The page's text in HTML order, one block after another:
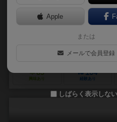
作品説明文の
ウルリック・マース（Ulric
パスカル・キノート（Pascal
レベル（Rebel）
スペース
89
興味あり
104
経験あり
Apple
または
メールで会員登録
しばらく表示しない